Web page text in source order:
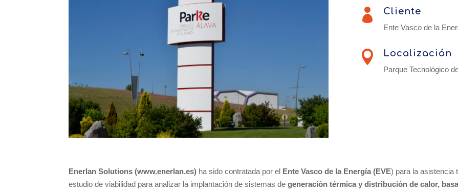
 Cliente
Ente Vasco de la
 Localización
Parque Tecnológico
Enerlan Solutions (www.enerlan.es) ha sido contratada por el Ente Vasco de la Energía (EVE) para la asistencia
estudio de viabilidad para analizar la implantación de sistemas degeneración térmica y distribución de calor,